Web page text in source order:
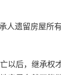
遗留房屋所
后，继承